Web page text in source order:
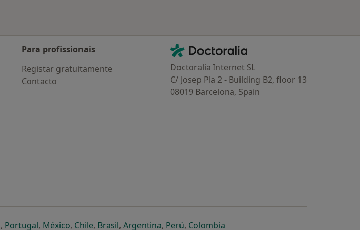
Para profissionais
Registar gratuitamente
Contacto
Contacto
Doctoralia - Homepage
Doctoralia Internet SL
C/ Josep Pla 2 - Building B2, floor 13
08019 Barcelona, Spain
novo separador
abre num novo separador
, Portugalabre num novo separador
, Méxicoabre num novo separador
, Chileabre num novo separador
, Brasilabre num novo separador
, Argentinaabre num novo separador
, Perúabre num novo separador
, Colombiaabre num novo separador